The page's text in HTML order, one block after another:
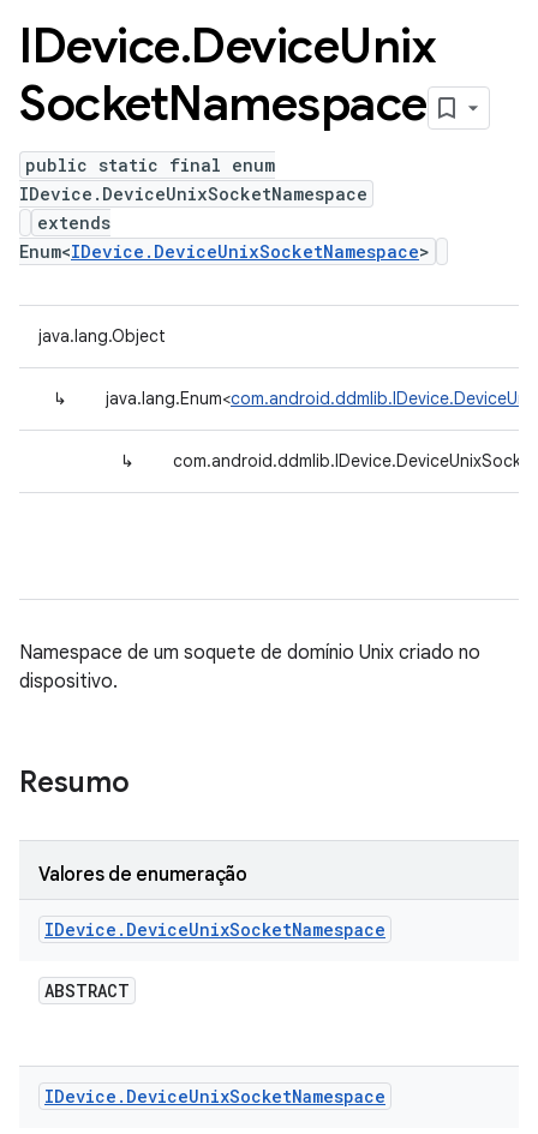
IDevice.DeviceUnix
SocketNamespace
public static final enum
IDevice.DeviceUnixSocketNamespace
extends
Enum<IDevice.DeviceUnixSocketNamespace>
java.lang.Object
↳ java.lang.Enum<
↳
Namespace de um soquete de domínio Unix criado no
dispositivo.
Resumo
Valores de enumeração
IDevice . DeviceUnixSocketNamespace
ABSTRACT
IDevice . DeviceUnixSocketNamespace